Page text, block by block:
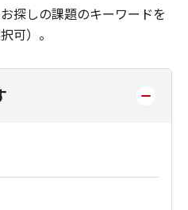
探しの課題のキーワードを
可）。